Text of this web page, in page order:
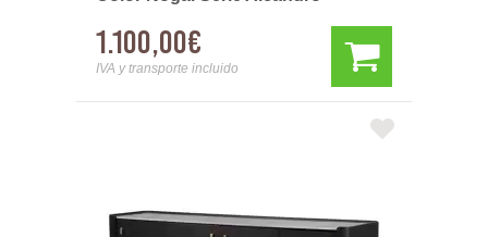
1.100,00€
IVA y transporte incluido